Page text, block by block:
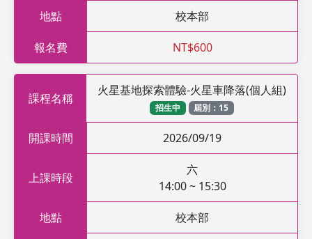
地點 校本部
報名費 NT$600
課程名稱
火星基地探索體驗-火星車降落(個人組)
招生中 屆別：15
開課時間 2026/09/19
上課時段
六
14:00 ~ 15:30
地點 校本部